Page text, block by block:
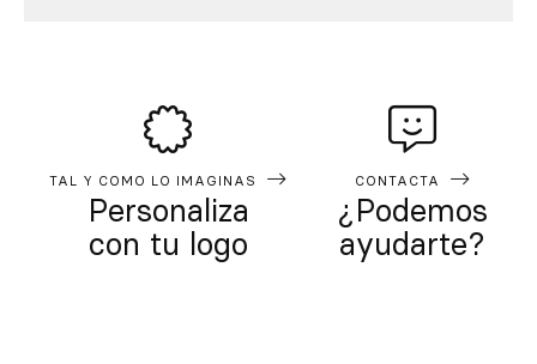
TAL Y COMO LO IMAGINAS
Personaliza
con tu logo
CONTACTA
¿Podemos
ayudarte?